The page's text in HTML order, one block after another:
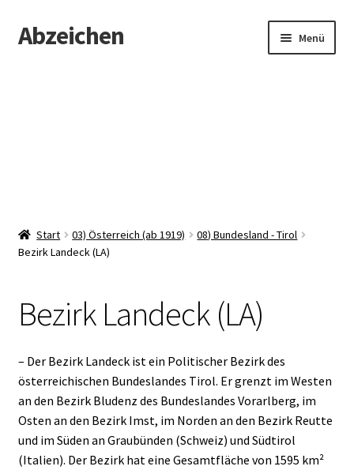
Zur
Navigation
Zum
Inhalt
Abzeichen Menü
Start 03) Österreich (ab 1919)
08) Bundesland - Tirol
Bezirk Landeck (LA)
Bezirk Landeck (LA)
– Der Bezirk Landeck ist ein Politischer Bezirk des
österreichischen Bundeslandes Tirol. Er grenzt im Westen
an den Bezirk Bludenz des Bundeslandes Vorarlberg, im
Osten an den Bezirk Imst, im Norden an den Bezirk Reutte
und im Süden an Graubünden (Schweiz) und Südtirol
(Italien). Der Bezirk hat eine Gesamtfläche von 1595 km²